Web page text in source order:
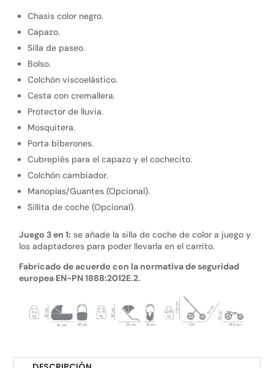
Chasis color negro.
Capazo.
Silla de paseo.
Bolso.
Colchón viscoelástico.
Cesta con cremallera.
Protector de lluvia.
Mosquitera.
Porta biberones.
Cubrepiés para el capazo y el cochecito.
Colchón cambiador.
Manoplas/Guantes (Opcional).
Sillita de coche (Opcional).
Juego 3 en 1: se añade la silla de coche de color a juego y
los adaptadores para poder llevarla en el carrito.
Fabricado de acuerdo con la normativa de seguridad
europea EN-PN 1888:2012E.2.